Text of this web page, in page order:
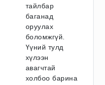
тайлбар
баганад
оруулах
боломжгүй.
Үүний тулд
хүлээн
авагчтай
холбоо барина